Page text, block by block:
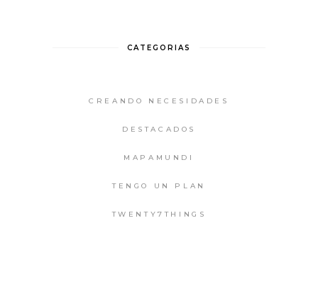
CATEGORIAS
CREANDO NECESIDADES
DESTACADOS
MAPAMUNDI
TENGO UN PLAN
TWENTY7THINGS